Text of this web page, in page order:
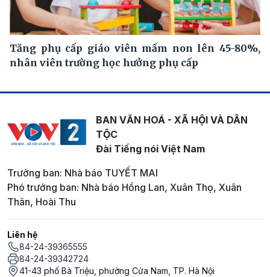
Tăng phụ cấp giáo viên mầm non lên 45-80%,
nhân viên trường học hưởng phụ cấp
BAN VĂN HOÁ - XÃ HỘI VÀ DÂN
TỘC
Đài Tiếng nói Việt Nam
Trưởng ban: Nhà báo TUYẾT MAI
Phó trưởng ban: Nhà báo Hồng Lan, Xuân Thọ, Xuân
Thân, Hoài Thu
Liên hệ
84-24-39365555
84-24-39342724
41-43 phố Bà Triệu, phường Cửa Nam, TP. Hà Nội